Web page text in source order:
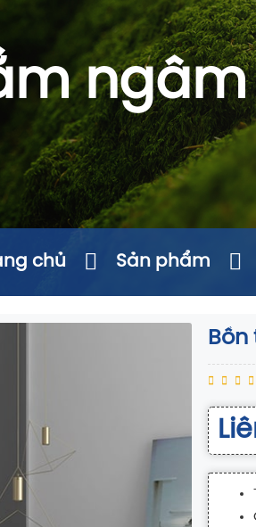
chủ Sản phẩm
Bồn